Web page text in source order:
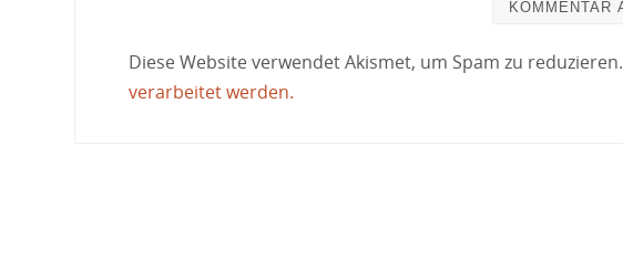
Diese Website verwendet Akismet, um Spam zu reduzieren.
verarbeitet werden.